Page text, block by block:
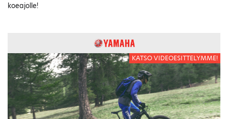
koeajolle!
KATSO VIDEOESITTELYMME!